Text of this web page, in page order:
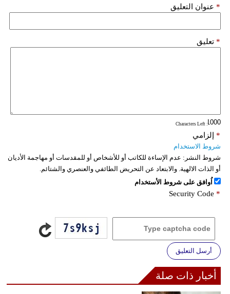
عنوان التعليق *
تعليق *
: Characters Left
إلزامي *
شروط الاستخدام
شروط النشر: عدم الإساءة للكاتب أو للأشخاص أو للمقدسات أو مهاجمة الأديان
أو الذات الالهية. والابتعاد عن التحريض الطائفي والعنصري والشتائم.
اُوافق على شروط الأستخدام
Security Code *
أرسل التعليق
أخبار ذات صلة